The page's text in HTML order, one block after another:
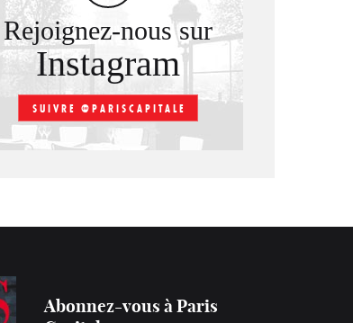
Rejoignez-nous sur
Instagram
SUIVRE @PARISCAPITALE
Abonnez-vous à Paris